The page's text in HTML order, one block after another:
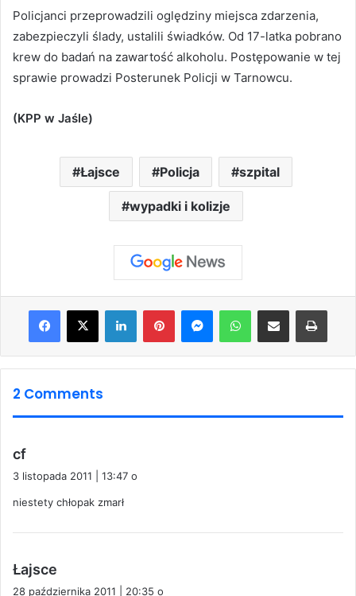
Policjanci przeprowadzili oględziny miejsca zdarzenia,
zabezpieczyli ślady, ustalili świadków. Od 17-latka pobrano
krew do badań na zawartość alkoholu. Postępowanie w tej
sprawie prowadzi Posterunek Policji w Tarnowcu.
(KPP w Jaśle)
Łajsce Policja szpital
wypadki i kolizje
Facebook
X LinkedInPinterestMessengerWhatsAppShare via Email Print
2 Comments
cf
z
3 listopada 2011 | 13:47 o
niestety chłopak zmarł
Łajsce
28 października 2011 | 20:35 o